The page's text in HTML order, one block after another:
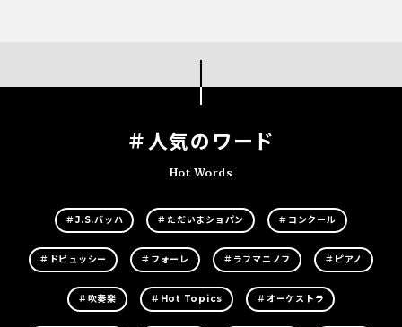
＃人気のワード
Hot Words
＃J.S.バッハ ＃ただいまショパン ＃コンクール
＃ドビュッシー ＃フォーレ ＃ラフマニノフ ＃ピアノ
＃吹奏楽 ＃Hot Topics ＃オーケストラ